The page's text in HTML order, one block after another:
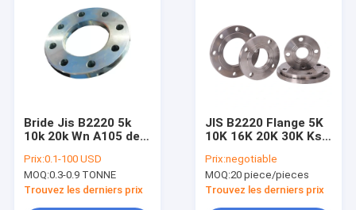
Produits
Au sujet de nous
Visite d'usine
Nouvelles
Bride Jis B2220 5k
10k 20k Wn A105 de
d'acier au carbone
Prix:0.1-100 USD
MOQ:0.3-0.9 TONNE
Trouvez les derniers prix
JIS B2220 Flange 5K
10K 16K 20K 30K Ks
acier inoxydable
Prix:negotiable
MOQ:20 piece/pieces
Trouvez les derniers prix